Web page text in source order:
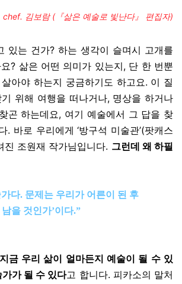
chef. 김보람 (『삶은 예술로 빛난다』 편집자)
있는 건가? 하는 생각이 슬며시 고개를
? 삶은 어떤 의미가 있는지, 단 한 번뿐
아야 하는지 궁금하기도 하고요. 이 질
위해 여행을 떠나거나, 명상을 하거나
곤 하는데요, 여기 예술에서 그 답을 찾
. 바로 우리에게 ‘방구석 미술관’(팟캐스
진 조원재 작가님입니다. 그런데 왜 하필
다. 문제는 우리가 어른이 된 후
을 것인가’이다.”
지금 우리 삶이 얼마든지 예술이 될 수 있
가 될 수 있다고 합니다. 피카소의 말처